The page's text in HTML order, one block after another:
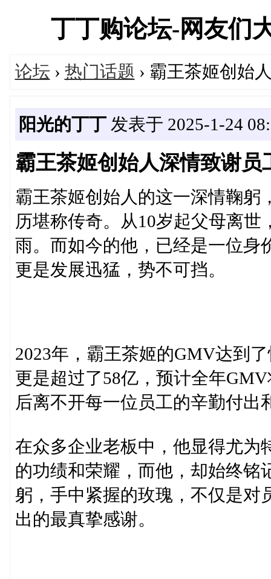
丁丁购论坛-网友们
论坛 › 热门话题 › 霸王茶姬创始
阳光的丁丁发表于 2025-1-24
霸王茶姬创始人深情致谢员
霸王茶姬创始人的这一深情鞠躬
历堪称传奇。从10岁起父母离
雨。而如今的他，已经是一位身
更是发展迅猛，势不可挡。
2023年，霸王茶姬的GMV达到
更是超过了58亿，预计全年
后离不开每一位员工的辛勤付出
在众多企业老板中，他显得尤为
的功绩和荣耀，而他，却始终铭
躬，手中紧握的玫瑰，不仅是对
出的最真挚感谢。